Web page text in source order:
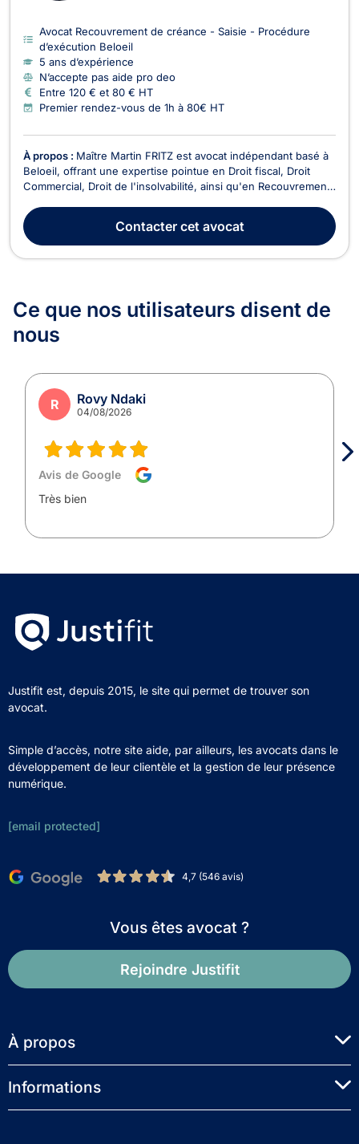
Avocat Recouvrement de créance - Saisie - Procédure
d’exécution Beloeil
5 ans d’expérience
N’accepte pas aide pro deo
Entre 120 € et 80 € HT
Premier rendez-vous de 1h à 80€ HT
À propos : Maître Martin FRITZ est avocat indépendant basé à
Beloeil, offrant une expertise pointue en Droit fiscal, Droit
Commercial, Droit de l'insolvabilité, ainsi qu'en Recouvrement
Droit Fiscal, Maître Fritz vous accompagne dans tous les
aspects fiscaux de votre activité...
Contactercet avocat
Ce que nos utilisateurs disent de
nous
R Rovy Ndaki
04/08/2026
Avis de Google
Très bien
Justifit est, depuis 2015, le site qui permet de trouver son
avocat.
Simple d’accès, notre site aide, par ailleurs, les avocats dans le
développement de leur clientèle et la gestion de leur présence
numérique.
[email protected]
4,7 (546 avis)
Vous êtes avocat ?
Rejoindre Justifit
À propos
Informations